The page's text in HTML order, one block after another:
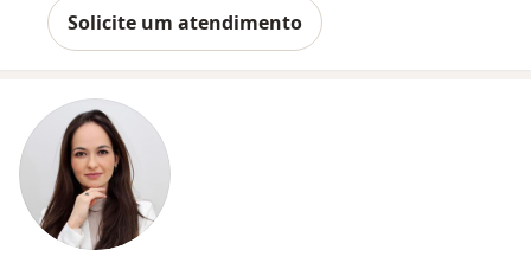
Solicite um atendimento